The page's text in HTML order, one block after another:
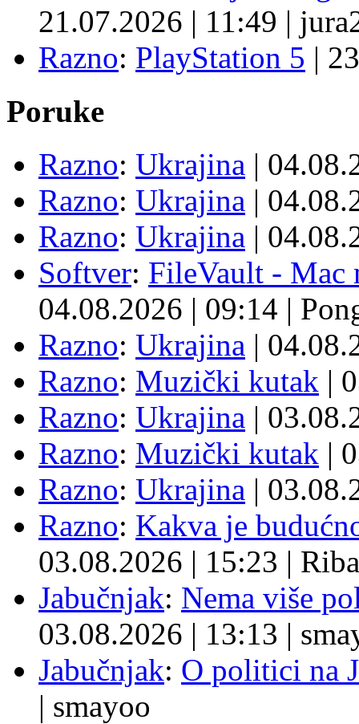
21.07.2026 | 11:49 |
Razno: PlayStation 5 |
Poruke
Razno: Ukrajina |
Razno: Ukrajina |
Razno: Ukrajina |
Softver: FileVault - Mac
04.08.2026 | 09:14 |
Razno: Ukrajina |
Razno: Muzički kutak |
Razno: Ukrajina |
Razno: Muzički kutak |
Razno: Ukrajina |
Razno: Kakva je
03.08.2026 | 15:23 | Riba
Jabučnjak: Nema više
03.08.2026 | 13:13 |
Jabučnjak: O politici na
| smayoo